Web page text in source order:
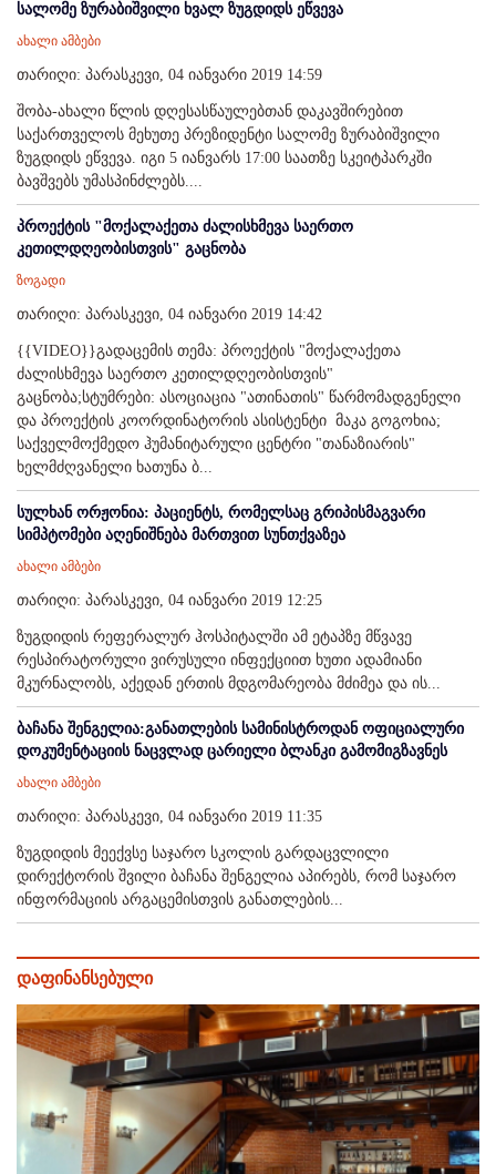
სალომე ზურაბიშვილი ხვალ ზუგდიდს ეწვევა
ახალი ამბები
თარიღი: პარასკევი, 04 იანვარი 2019 14:59
შობა-ახალი წლის დღესასწაულებთან დაკავშირებით
საქართველოს მეხუთე პრეზიდენტი სალომე ზურაბიშვილი
ზუგდიდს ეწვევა. იგი 5 იანვარს 17:00 საათზე სკეიტპარკში
ბავშვებს უმასპინძლებს....
პროექტის "მოქალაქეთა ძალისხმევა საერთო
კეთილდღეობისთვის" გაცნობა
ზოგადი
თარიღი: პარასკევი, 04 იანვარი 2019 14:42
{{VIDEO}}გადაცემის თემა: პროექტის "მოქალაქეთა
ძალისხმევა საერთო კეთილდღეობისთვის"
გაცნობა;სტუმრები: ასოციაცია "ათინათის" წარმომადგენელი
და პროექტის კოორდინატორის ასისტენტი მაკა გოგოხია;
საქველმოქმედო ჰუმანიტარული ცენტრი "თანაზიარის"
ხელმძღვანელი ხათუნა ბ...
სულხან ორჟონია: პაციენტს, რომელსაც გრიპისმაგვარი
სიმპტომები აღენიშნება მართვით სუნთქვაზეა
ახალი ამბები
თარიღი: პარასკევი, 04 იანვარი 2019 12:25
ზუგდიდის რეფერალურ ჰოსპიტალში ამ ეტაპზე მწვავე
რესპირატორული ვირუსული ინფექციით ხუთი ადამიანი
მკურნალობს, აქედან ერთის მდგომარეობა მძიმეა და ის...
ბაჩანა შენგელია:განათლების სამინისტროდან ოფიციალური
დოკუმენტაციის ნაცვლად ცარიელი ბლანკი გამომიგზავნეს
ახალი ამბები
თარიღი: პარასკევი, 04 იანვარი 2019 11:35
ზუგდიდის მეექვსე საჯარო სკოლის გარდაცვლილი
დირექტორის შვილი ბაჩანა შენგელია აპირებს, რომ საჯარო
ინფორმაციის არგაცემისთვის განათლების...
დაფინანსებული